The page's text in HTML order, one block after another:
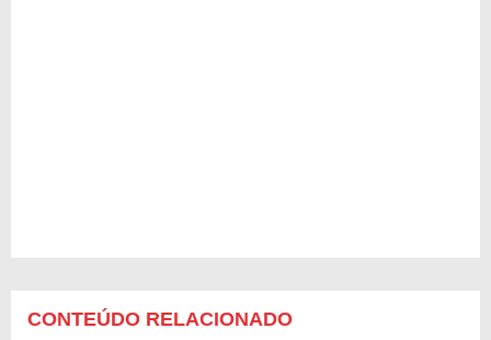
CONTEÚDO RELACIONADO